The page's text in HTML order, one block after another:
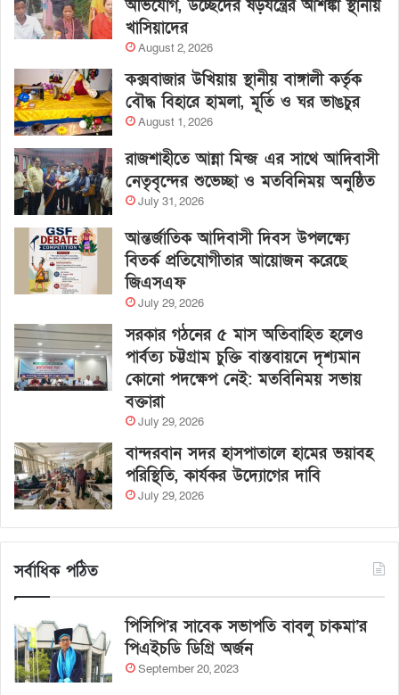
অভিযোগ, উচ্ছেদের ষড়যন্ত্রের আশঙ্কা স্থানীয়
খাসিয়াদের
August 2, 2026
কক্সবাজার উখিয়ায় স্থানীয় বাঙ্গালী কর্তৃক
বৌদ্ধ বিহারে হামলা, মূর্তি ও ঘর ভাঙচুর
August 1, 2026
রাজশাহীতে আন্না মিন্জ এর সাথে আদিবাসী
নেতৃবৃন্দের শুভেচ্ছা ও মতবিনিময় অনুষ্ঠিত
July 31, 2026
আন্তর্জাতিক আদিবাসী দিবস উপলক্ষ্যে
বিতর্ক প্রতিযোগীতার আয়োজন করেছে
জিএসএফ
July 29, 2026
সরকার গঠনের ৫ মাস অতিবাহিত হলেও
পার্বত্য চট্টগ্রাম চুক্তি বাস্তবায়নে দৃশ্যমান
কোনো পদক্ষেপ নেই: মতবিনিময় সভায়
বক্তারা
July 29, 2026
বান্দরবান সদর হাসপাতালে হামের ভয়াবহ
পরিস্থিতি, কার্যকর উদ্যোগের দাবি
July 29, 2026
সর্বাধিক পঠিত
পিসিপি’র সাবেক সভাপতি বাবলু চাকমা’র
পিএইচডি ডিগ্রি অর্জন
September 20, 2023